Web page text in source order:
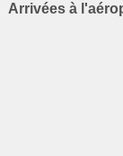
Arrivées à